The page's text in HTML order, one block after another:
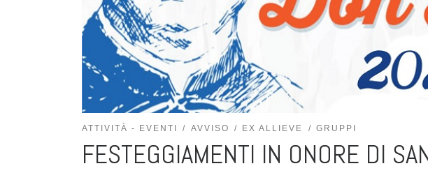
ATTIVITÀ - EVENTI AVVISO EX ALLIEVE GRUPPI
FESTEGGIAMENTI IN ONORE DI